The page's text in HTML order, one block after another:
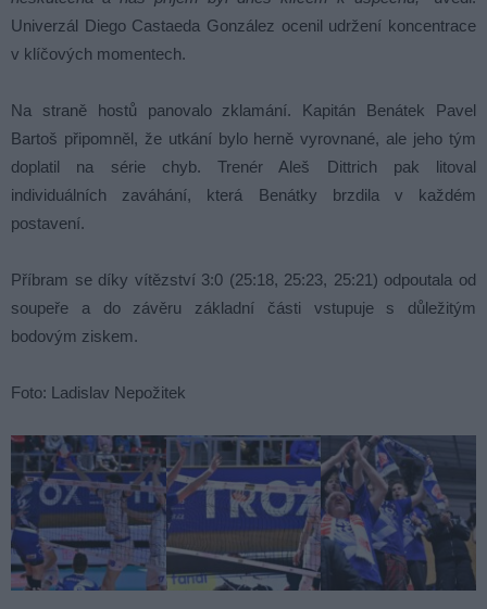
Univerzál Diego Castaeda González ocenil udržení koncentrace
v klíčových momentech.
Na straně hostů panovalo zklamání. Kapitán Benátek Pavel
Bartoš připomněl, že utkání bylo herně vyrovnané, ale jeho tým
doplatil na série chyb. Trenér Aleš Dittrich pak litoval
individuálních zaváhání, která Benátky brzdila v každém
postavení.
Příbram se díky vítězství 3:0 (25:18, 25:23, 25:21) odpoutala od
soupeře a do závěru základní části vstupuje s důležitým
bodovým ziskem.
Foto: Ladislav Nepožitek